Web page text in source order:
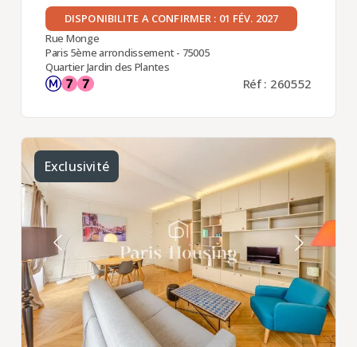
DISPONIBILITE A CONFIRMER : 01 FÉV. 2027
Rue Monge
Paris 5ème arrondissement - 75005
Quartier Jardin des Plantes
Réf : 260552
Exclusivité